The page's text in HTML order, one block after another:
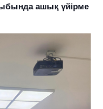
ашық үйірме